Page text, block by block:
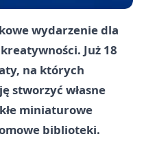
wydarzenie dla
Już 18
na których
stworzyć własne
miniaturowe
biblioteki.